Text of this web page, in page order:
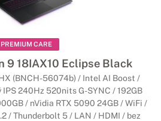
PREMIUM CARE
9 18IAX10 Eclipse Black
(BNCH-56074b) / Intel AI Boost /
240Hz 520nits G-SYNC / 192GB
/ nVidia RTX 5090 24GB / WiFi /
/ Thunderbolt 5 / LAN / HDMI / bez